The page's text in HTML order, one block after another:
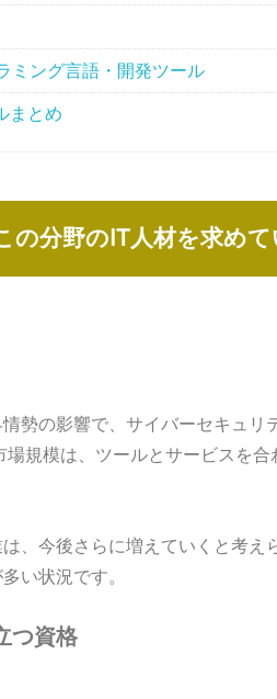
ミング言語・開発ツール
まとめ
の分野のIT人材を求めて
勢の影響で、サイバーセキュリ
規模は、ツールとサービスを
、今後さらに増えていくと考え
い状況です。
つ資格